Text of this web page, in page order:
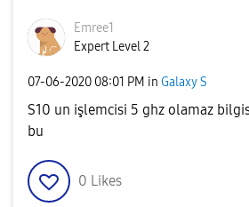
Emree1
Expert Level 2
‎07-06-2020 08:01 PM in Galaxy S
S10 un işlemcisi 5 ghz olamaz
bu
0 Likes